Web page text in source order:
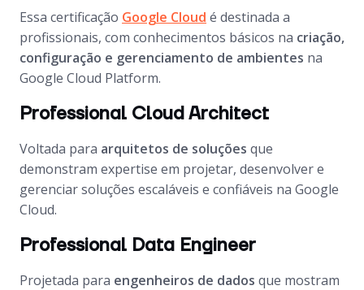
Essa certificação Google Cloud é destinada a
profissionais, com conhecimentos básicos na criação,
configuração e gerenciamento de ambientes na
Google Cloud Platform.
Professional Cloud Architect
Voltada para arquitetos de soluções que
demonstram expertise em projetar, desenvolver e
gerenciar soluções escaláveis e confiáveis na Google
Cloud.
Professional Data Engineer
Projetada para engenheiros de dados que mostram